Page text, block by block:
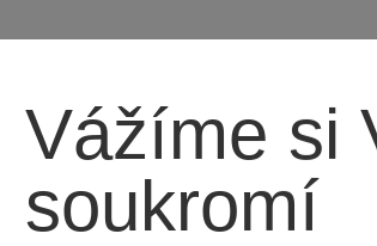
Vážíme si
soukromí